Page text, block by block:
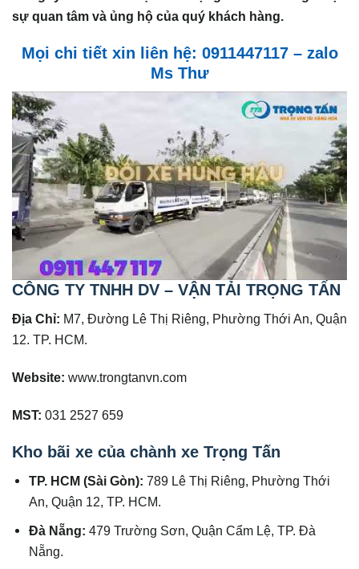
sự quan tâm và ủng hộ của quý khách hàng.
Mọi chi tiết xin liên hệ: 0911447117 – zalo
Ms Thư
CÔNG TY TNHH DV – VẬN TẢI TRỌNG TẤN
Địa Chỉ: M7, Đường Lê Thị Riêng, Phường Thới An, Quận
12. TP. HCM.
Website: www.trongtanvn.com
MST: 031 2527 659
Kho bãi xe của chành xe Trọng Tấn
TP. HCM (Sài Gòn): 789 Lê Thị Riêng, Phường Thới
An, Quận 12, TP. HCM.
Đà Nẵng:479 Trường Sơn, Quận Cẩm Lệ, TP. Đà
Nẵng.